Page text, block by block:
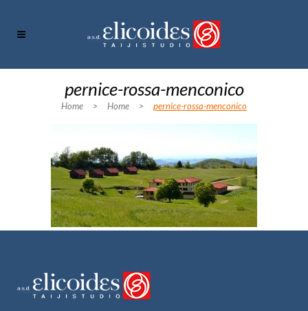
pernice-rossa-menconico
Home > Home > pernice-rossa-menconico